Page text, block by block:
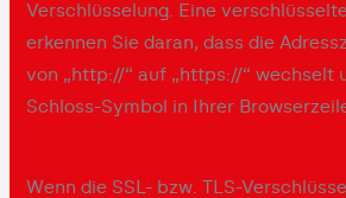
Verschlüsselung. Eine
erkennen Sie daran, dass die
von „http://“ auf „https://“ wechselt
Schloss-Symbol in Ihrer
Wenn die SSL- bzw. TLS-